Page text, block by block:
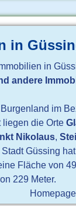
in
in
andere
im
liegen die Orte
Nikolaus,
Güssing
Fläche von
229 Meter.